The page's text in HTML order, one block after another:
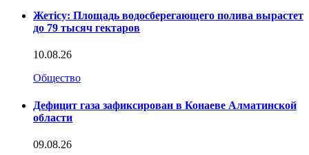
Жетісу: Площадь водосберегающего полива вырастет
до 79 тысяч гектаров
10.08.26
Общество
Дефицит газа зафиксирован в Конаеве Алматинской
области
09.08.26